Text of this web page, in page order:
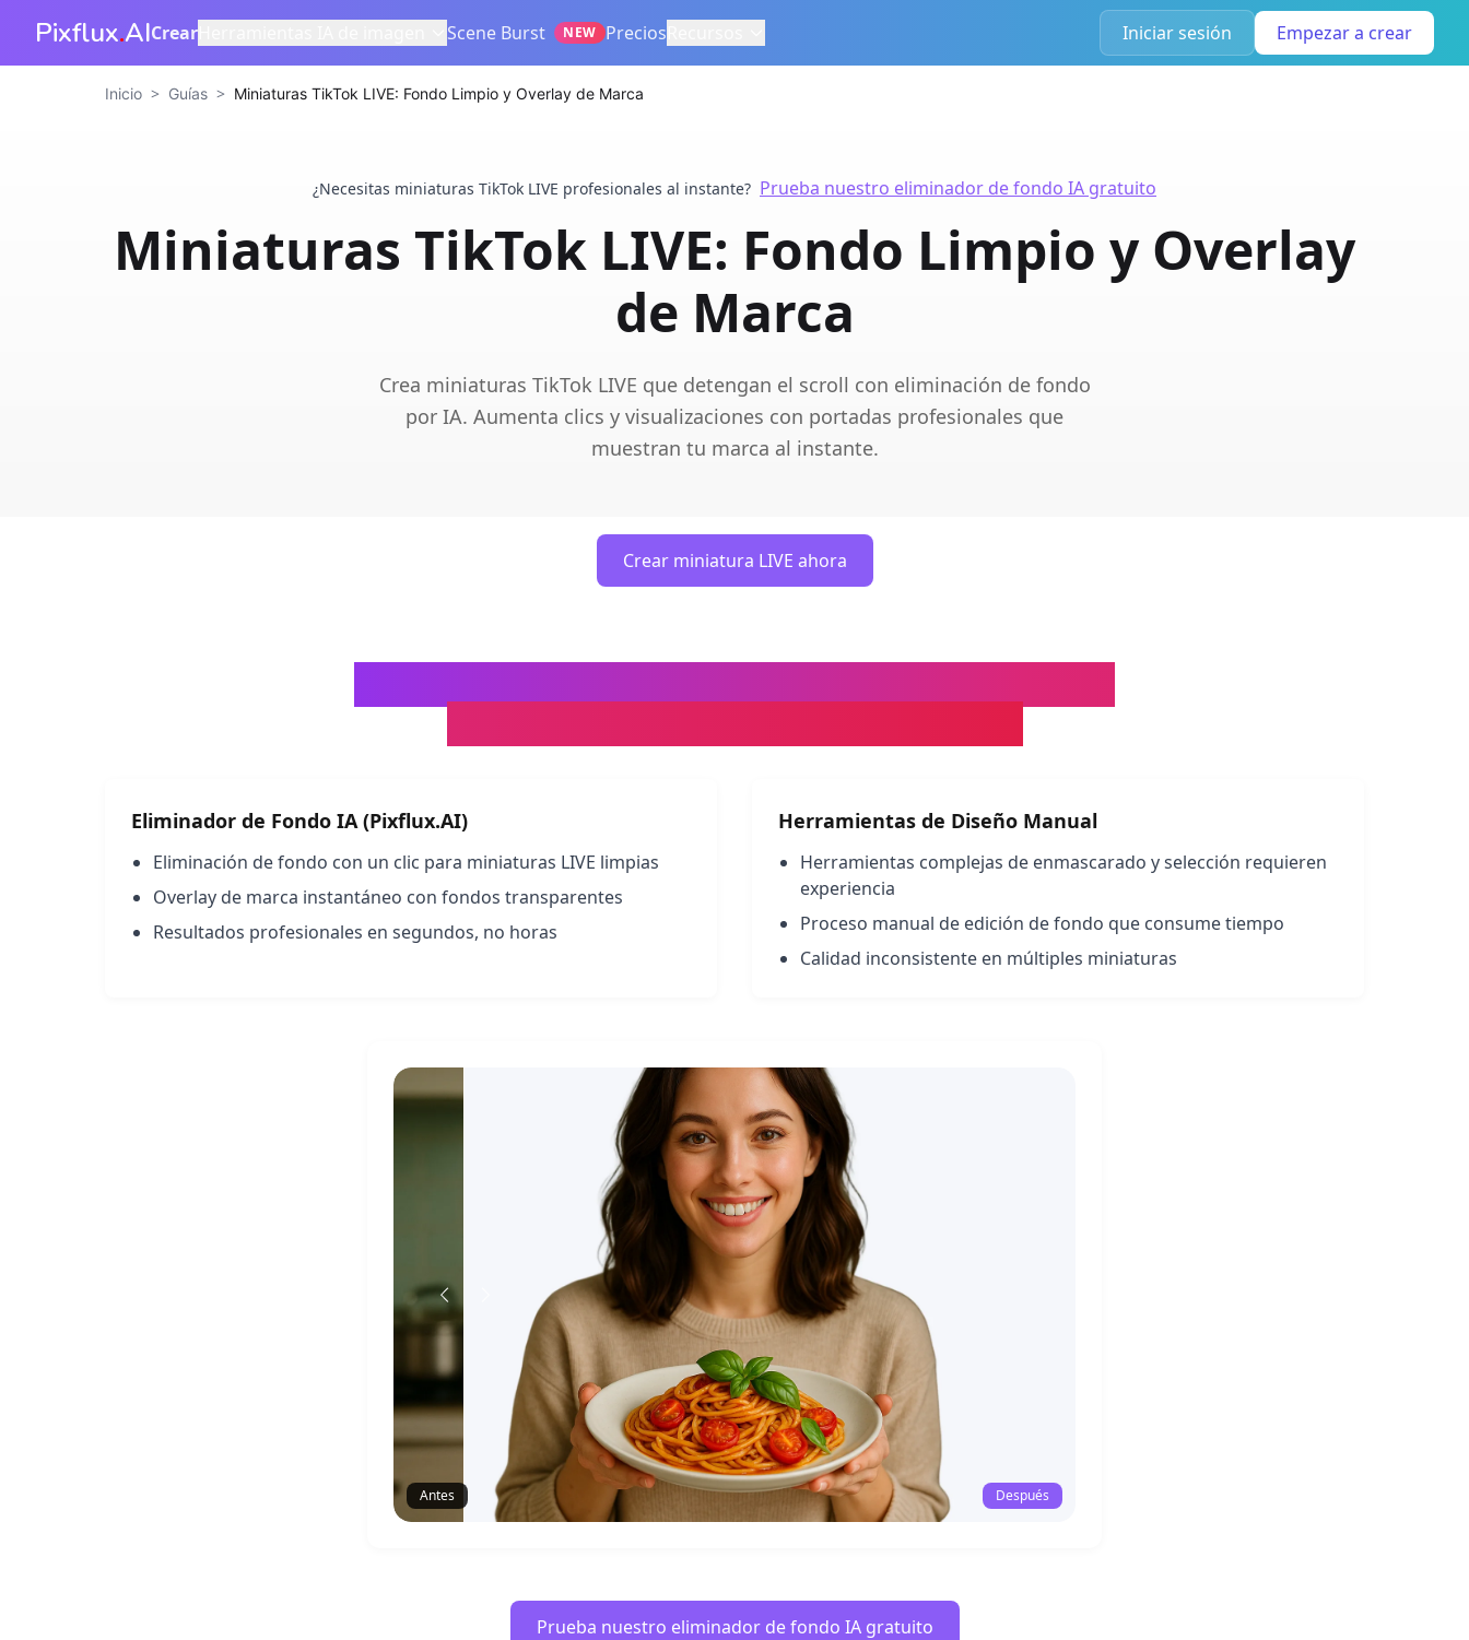
Pixflux.AICrear Scene Burst NEW Precios Iniciar sesión Empezar a crear
Inicio > Guías > Miniaturas TikTok LIVE: Fondo Limpio y Overlay de Marca
¿Necesitas miniaturas TikTok LIVE profesionales al instante? Prueba nuestro eliminador de fondo IA gratuito
Miniaturas TikTok LIVE: Fondo Limpio y Overlay
de Marca
Crea miniaturas TikTok LIVE que detengan el scroll con eliminación de fondo
por IA. Aumenta clics y visualizaciones con portadas profesionales que
muestran tu marca al instante.
Crear miniatura LIVE ahora
Eliminador de Fondo IA (Pixflux.AI)
Eliminación de fondo con un clic para miniaturas LIVE limpias
Overlay de marca instantáneo con fondos transparentes
Resultados profesionales en segundos, no horas
Herramientas de Diseño Manual
Herramientas complejas de enmascarado y selección requieren
experiencia
Proceso manual de edición de fondo que consume tiempo
Calidad inconsistente en múltiples miniaturas
Antes Después
Prueba nuestro eliminador de fondo IA gratuito